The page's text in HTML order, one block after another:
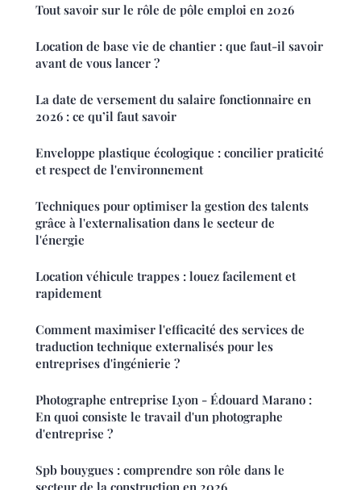
Tout savoir sur le rôle de pôle emploi en 2026
Location de base vie de chantier : que faut-il savoir
avant de vous lancer ?
La date de versement du salaire fonctionnaire en
2026 : ce qu’il faut savoir
Enveloppe plastique écologique : concilier praticité
et respect de l'environnement
Techniques pour optimiser la gestion des talents
grâce à l'externalisation dans le secteur de
l'énergie
Location véhicule trappes : louez facilement et
rapidement
Comment maximiser l'efficacité des services de
traduction technique externalisés pour les
entreprises d'ingénierie ?
Photographe entreprise Lyon - Édouard Marano :
En quoi consiste le travail d'un photographe
d'entreprise ?
Spb bouygues : comprendre son rôle dans le
secteur de la construction en 2026